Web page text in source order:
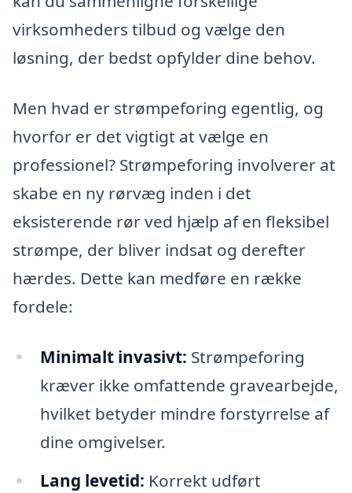
virksomheders tilbud og vælge den
løsning, der bedst opfylder dine behov.
Men hvad er strømpeforing egentlig, og
hvorfor er det vigtigt at vælge en
professionel? Strømpeforing involverer at
skabe en ny rørvæg inden i det
eksisterende rør ved hjælp af en fleksibel
strømpe, der bliver indsat og derefter
hærdes. Dette kan medføre en række
fordele:
Minimalt invasivt: Strømpeforing
kræver ikke omfattende gravearbejde,
hvilket betyder mindre forstyrrelse af
dine omgivelser.
Lang levetid: Korrekt udført